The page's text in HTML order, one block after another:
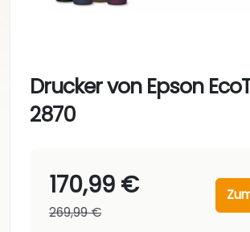
Drucker von Epson
2870
170,99 €
269,99 €